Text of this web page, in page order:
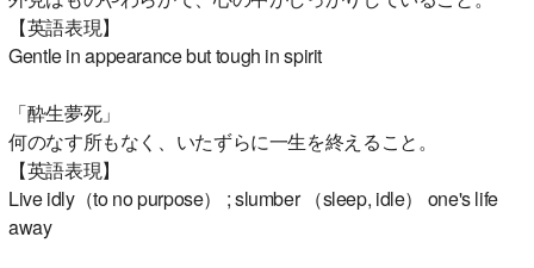
【英語表現】
Gentle in appearance but tough in spirit
「酔生夢死」
何のなす所もなく、いたずらに一生を終えること。
【英語表現】
Live idly（to no purpose） ; slumber （sleep, idle） one's life
away